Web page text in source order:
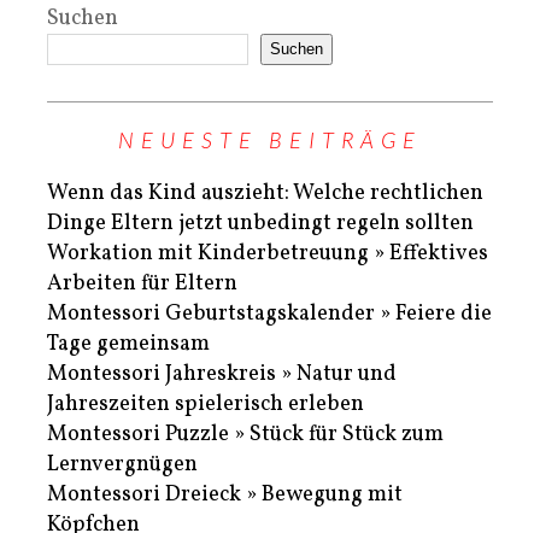
Suchen
Suchen
NEUESTE BEITRÄGE
Wenn das Kind auszieht: Welche rechtlichen
Dinge Eltern jetzt unbedingt regeln sollten
Workation mit Kinderbetreuung » Effektives
Arbeiten für Eltern
Montessori Geburtstagskalender » Feiere die
Tage gemeinsam
Montessori Jahreskreis » Natur und
Jahreszeiten spielerisch erleben
Montessori Puzzle » Stück für Stück zum
Lernvergnügen
Montessori Dreieck » Bewegung mit
Köpfchen